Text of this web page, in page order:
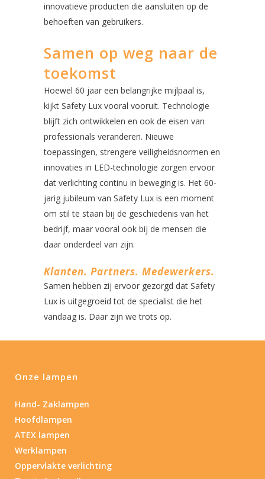
innovatieve producten die aansluiten op de
behoeften van gebruikers.
Samen op weg naar de
toekomst
Hoewel 60 jaar een belangrijke mijlpaal is,
kijkt Safety Lux vooral vooruit. Technologie
blijft zich ontwikkelen en ook de eisen van
professionals veranderen. Nieuwe
toepassingen, strengere veiligheidsnormen en
innovaties in LED-technologie zorgen ervoor
dat verlichting continu in beweging is. Het 60-
jarig jubileum van Safety Lux is een moment
om stil te staan bij de geschiedenis van het
bedrijf, maar vooral ook bij de mensen die
daar onderdeel van zijn.
Klanten. Partners. Medewerkers.
Samen hebben zij ervoor gezorgd dat Safety
Lux is uitgegroeid tot de specialist die het
vandaag is. Daar zijn we trots op.
Onze lampen
Hand- Zaklampen
Hoofdlampen
ATEX lampen
Werklampen
Oppervlakte verlichting